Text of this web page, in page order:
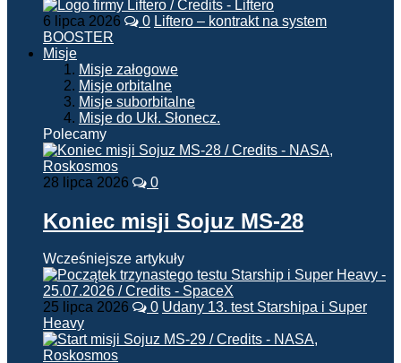
6 lipca 2026 0 Liftero – kontrakt na system
BOOSTER
Misje
Misje załogowe
Misje orbitalne
Misje suborbitalne
Misje do Ukł. Słonecz.
Polecamy
28 lipca 2026 0
Koniec misji Sojuz MS-28
Wcześniejsze artykuły
25 lipca 2026 0 Udany 13. test Starshipa i Super
Heavy